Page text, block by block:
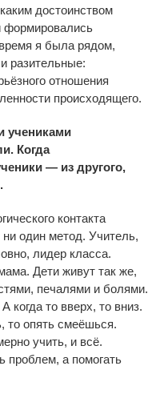
каким достоинством
формировались
я была рядом,
разительные:
отношения
происходящего.
учениками
Когда
— из другого,
контакта
ни один метод. Учитель,
лидер класса.
Дети живут так же,
печалями и болями.
А когда то вверх, то вниз.
то опять смеёшься.
учить, и всё.
проблем, а помогать